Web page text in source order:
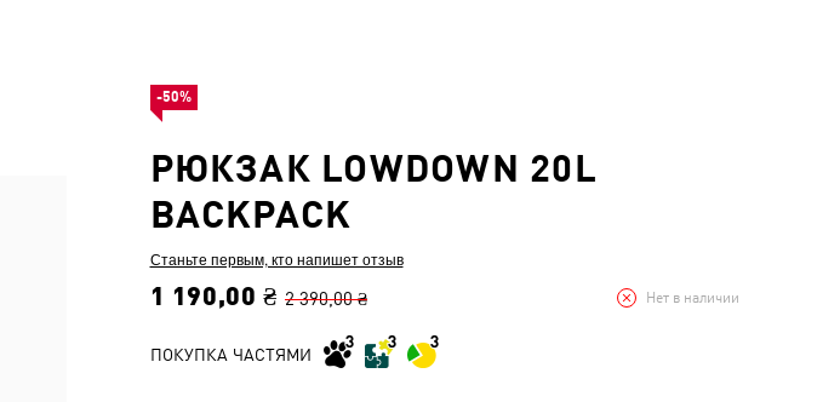
РЮКЗАК LOWDOWN 20L
BACKPACK
Станьте первым, кто напишет отзыв
1 190,00 ₴ 2 390,00 ₴ Нет в наличии
ПОКУПКА ЧАСТЯМИ
-50%